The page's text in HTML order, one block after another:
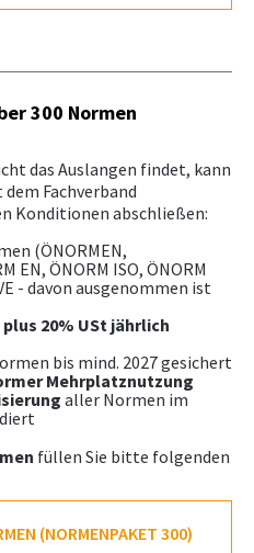
300 Normen
das Auslangen findet, kann
Fachverband
Konditionen abschließen:
(ÖNORMEN,
EN, ÖNORM ISO, ÖNORM
- davon ausgenommen ist
plus 20% USt jährlich
bis mind. 2027 gesichert
Mehrplatznutzung
aller Normen im
füllen Sie bitte folgenden
(NORMENPAKET 300)